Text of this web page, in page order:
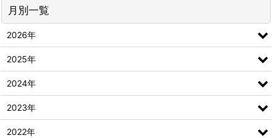
月別一覧
2026年
2025年
2024年
2023年
2022年